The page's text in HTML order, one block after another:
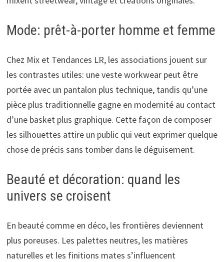
Mode: prêt-à-porter homme et femme
Chez Mix et Tendances LR, les associations jouent sur
les contrastes utiles: une veste workwear peut être
portée avec un pantalon plus technique, tandis qu’une
pièce plus traditionnelle gagne en modernité au contact
d’une basket plus graphique. Cette façon de composer
les silhouettes attire un public qui veut exprimer quelque
chose de précis sans tomber dans le déguisement.
Beauté et décoration: quand les
univers se croisent
En beauté comme en déco, les frontières deviennent
plus poreuses. Les palettes neutres, les matières
naturelles et les finitions mates s’influencent